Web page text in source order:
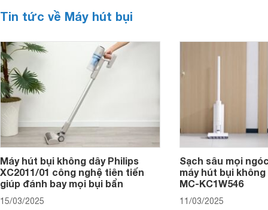
Tin tức về Máy hút bụi
Máy hút bụi không dây Philips
XC2011/01 công nghệ tiên tiến
giúp đánh bay mọi bụi bẩn
15/03/2025
Sạch sâu mọi
máy hút bụi
MC-KC1W546
11/03/2025